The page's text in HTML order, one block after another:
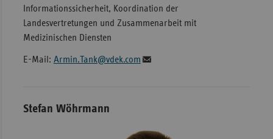
Informationssicherheit, Koordination der
Landesvertretungen und Zusammenarbeit mit
Medizinischen Diensten
E-Mail: Armin.Tank@vdek.com
Stefan Wöhrmann